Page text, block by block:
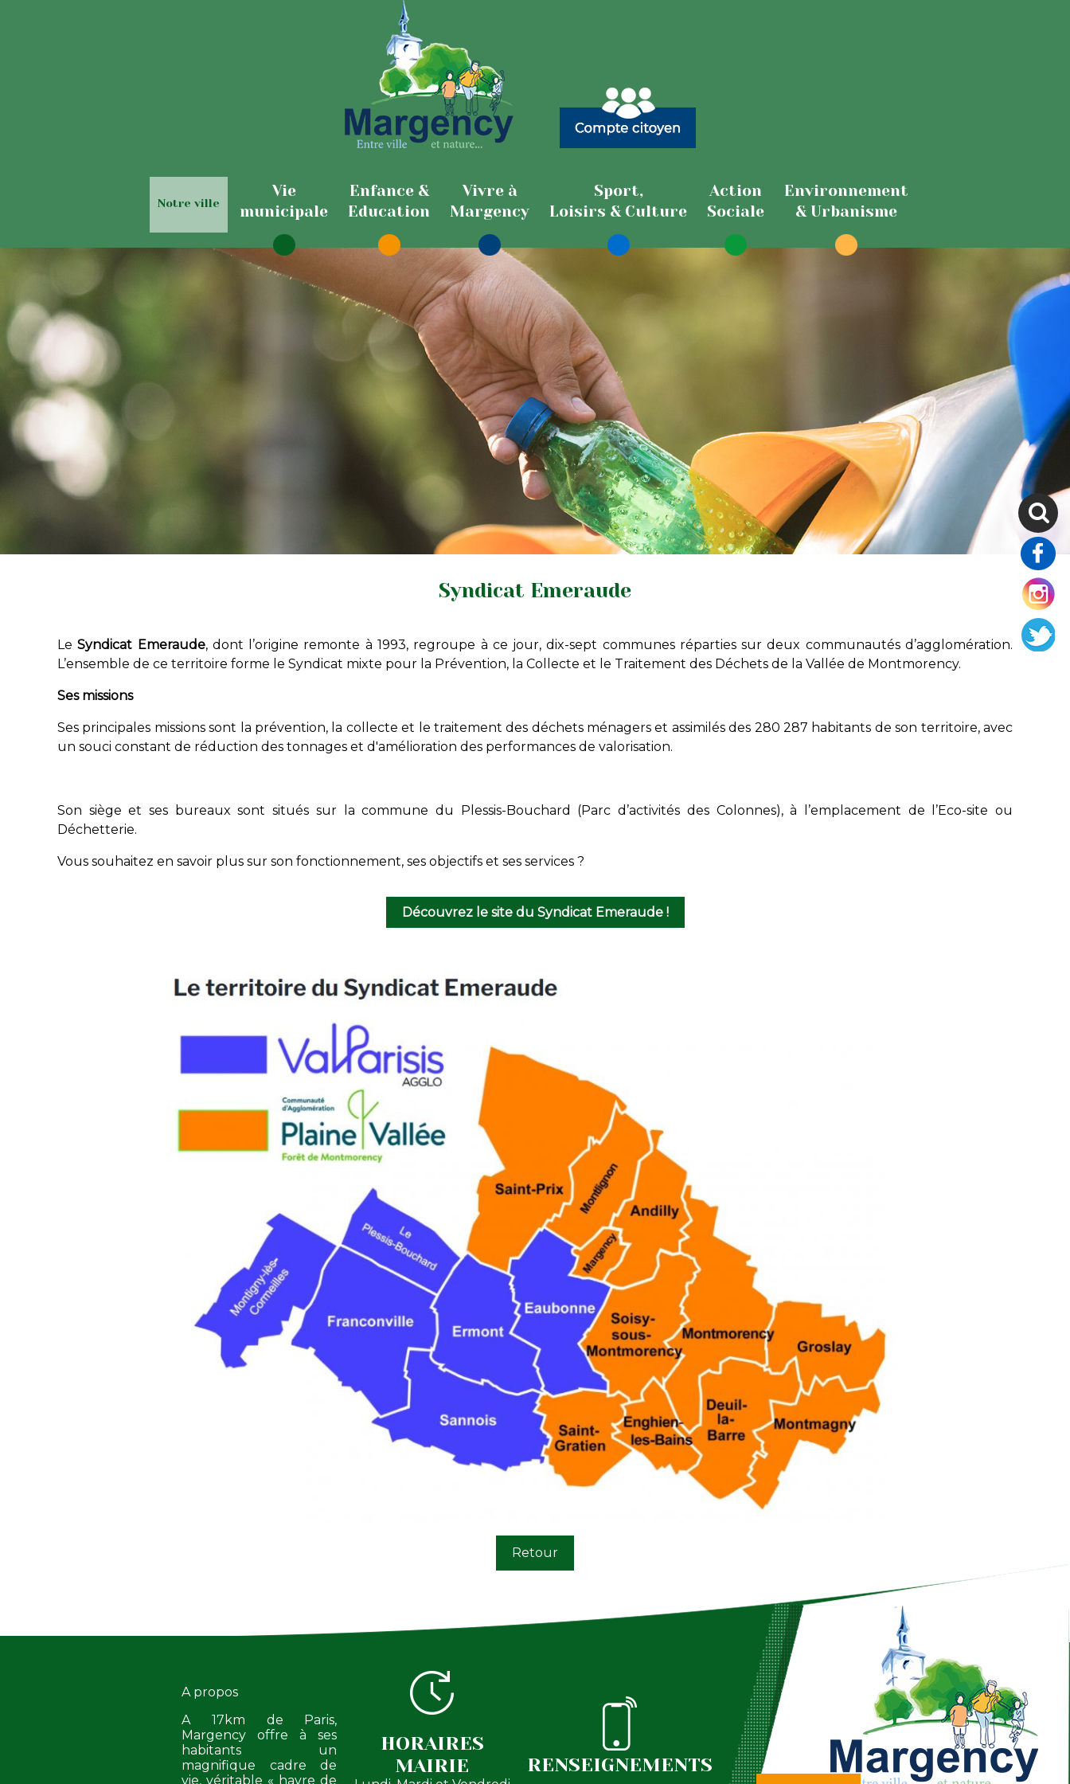
Notre ville
Vie
municipale
Enfance &
Education
Vivre à
Margency
Sport,
Loisirs & Culture
Action
Sociale
Environnement
& Urbanisme
Syndicat Emeraude
LeSyndicat Emeraude, dont l’origine remonte à 1993, regroupe à ce jour, dix-sept communes réparties sur deux communautés d’agglomération.
L’ensemble de ce territoire forme le Syndicat mixte pour la Prévention, la Collecte et le Traitement des Déchets de la Vallée de Montmorency.
Ses missions
Ses principales missions sont la prévention, la collecte et le traitement des déchets ménagers et assimilés des 280 287 habitants de son territoire, avec
un souci constant de réduction des tonnages et d'amélioration des performances de valorisation.
Son siège et ses bureaux sont situés sur la commune du Plessis-Bouchard (Parc d’activités des Colonnes), à l’emplacement de l’Eco-site ou
Déchetterie.
Vous souhaitez en savoir plus sur son fonctionnement, ses objectifs et ses services ?
Découvrez le site du Syndicat Emeraude !
Retour
A propos
A 17km de Paris,
Margency offre à ses
habitants un
magnifique cadre de
vie, véritable « havre de
HORAIRES
MAIRIE
RENSEIGNEMENTS